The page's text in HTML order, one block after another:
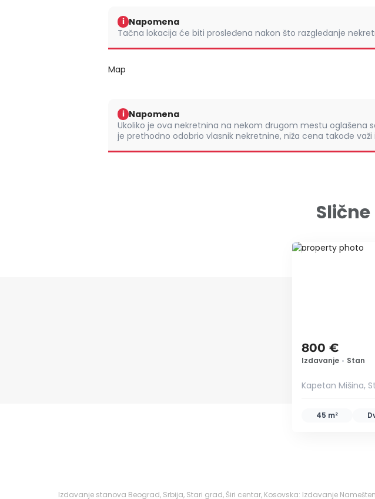
i Napomena
Tačna lokacija će biti prosleđena nakon što razgledanje
Map
i Napomena
Ukoliko je ova nekretnina na nekom drugom mestu oglašena
je prethodno odobrio vlasnik nekretnine, niža cena takođe važi
ID 53347
800 €
Izdavanje • Stan
Kapetan Mišina,
45 m²
Izdavanje stanova Beograd, Srbija, Stari grad, Širi centar, Kosovska: Izdavanje